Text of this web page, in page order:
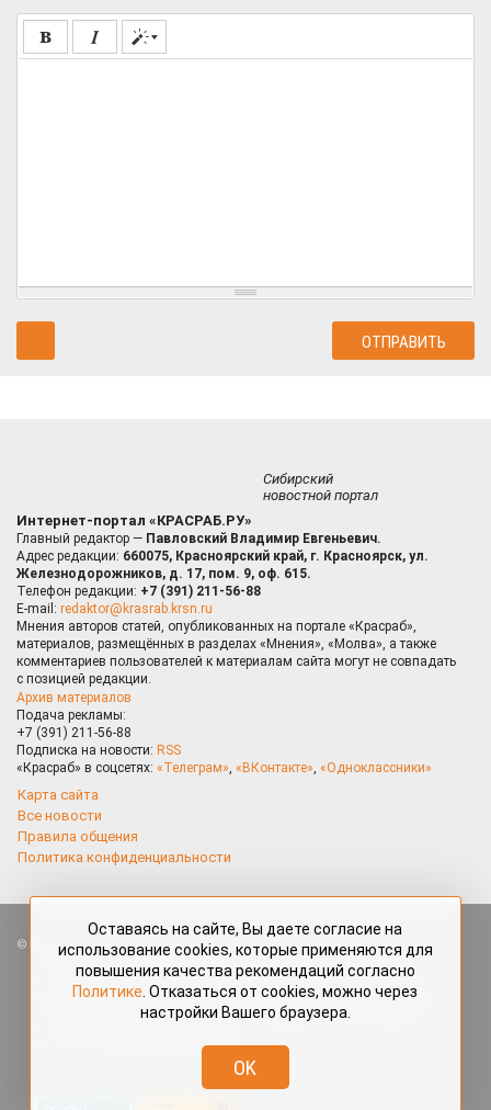
Сибирский
новостной портал
Интернет-портал «КРАСРАБ.РУ»
Главный редактор — Павловский Владимир Евгеньевич.
Адрес редакции: 660075, Красноярский край, г. Красноярск, ул.
Железнодорожников, д. 17, пом. 9, оф. 615.
Телефон редакции: +7 (391) 211-56-88
E-mail: redaktor@krasrab.krsn.ru
Мнения авторов статей, опубликованных на портале «Красраб»,
материалов, размещённых в разделах «Мнения», «Молва», а также
комментариев пользователей к материалам сайта могут не совпадать
с позицией редакции.
Архив материалов
Подача рекламы:
+7 (391) 211-56-88
Подписка на новости: RSS
«Красраб» в соцсетях: «Телеграм», «ВКонтакте», «Одноклассники»
Карта сайта
Все новости
Правила общения
Политика конфиденциальности
Все права защищены. Любые материалы, размещённые на портале
«Красраб.ру» сотрудниками редакции, нештатными авторами
и читателями, являются объектами авторского права. Полное или
частичное использование материалов, размещённых на портале
«Красраб.ру», допускается только с письменного согласия редакции
redaktor@krasrab.krsn.ru.
Оставаясь на сайте, Вы даете согласие на
использование cookies, которые применяются для
повышения качества рекомендаций согласно
Политике . Отказаться от cookies, можно через
настройки Вашего браузера.
OK